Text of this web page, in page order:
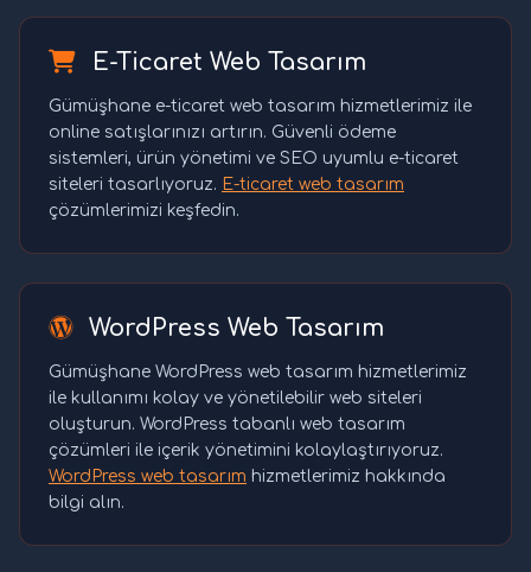
E-Ticaret Web Tasarım
Gümüşhane e-ticaret web tasarım hizmetlerimiz ile
online satışlarınızı artırın. Güvenli ödeme
sistemleri, ürün yönetimi ve SEO uyumlu e-ticaret
siteleri tasarlıyoruz. E-ticaret web tasarım
çözümlerimizi keşfedin.
WordPress Web Tasarım
Gümüşhane WordPress web tasarım hizmetlerimiz
ile kullanımı kolay ve yönetilebilir web siteleri
oluşturun. WordPress tabanlı web tasarım
çözümleri ile içerik yönetimini kolaylaştırıyoruz.
WordPress web tasarım hizmetlerimiz hakkında
bilgi alın.